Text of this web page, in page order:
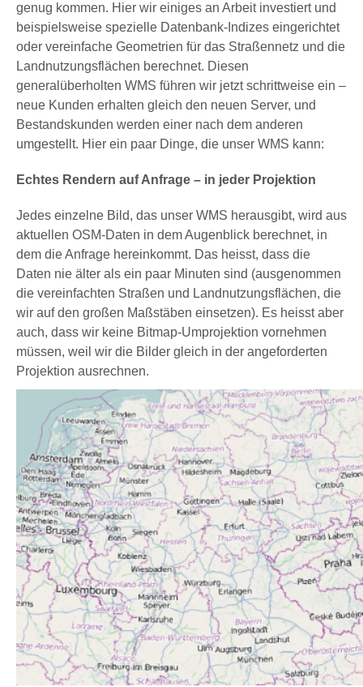
genug kommen. Hier wir einiges an Arbeit investiert und
beispielsweise spezielle Datenbank-Indizes eingerichtet
oder vereinfache Geometrien für das Straßennetz und die
Landnutzungsflächen berechnet. Diesen
generalüberholten WMS führen wir jetzt schrittweise ein –
neue Kunden erhalten gleich den neuen Server, und
Bestandskunden werden einer nach dem anderen
umgestellt. Hier ein paar Dinge, die unser WMS kann:
Echtes Rendern auf Anfrage – in jeder Projektion
Jedes einzelne Bild, das unser WMS herausgibt, wird aus
aktuellen OSM-Daten in dem Augenblick berechnet, in
dem die Anfrage hereinkommt. Das heisst, dass die
Daten nie älter als ein paar Minuten sind (ausgenommen
die vereinfachten Straßen und Landnutzungsflächen, die
wir auf den großen Maßstäben einsetzen). Es heisst aber
auch, dass wir keine Bitmap-Umprojektion vornehmen
müssen, weil wir die Bilder gleich in der angeforderten
Projektion ausrechnen.